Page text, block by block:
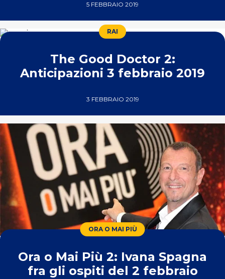
5 FEBBRAIO 2019
RAI
The Good Doctor 2:
Anticipazioni 3 febbraio 2019
3 FEBBRAIO 2019
ORA O MAI PIÙ
Ora o Mai Più 2: Ivana Spagna
fra gli ospiti del 2 febbraio